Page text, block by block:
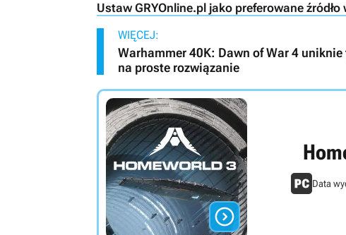
Ustaw GRYOnline.pl jako preferowane
WIĘCEJ:
Warhammer 40K: Dawn of War 4
na proste rozwiązanie

Data